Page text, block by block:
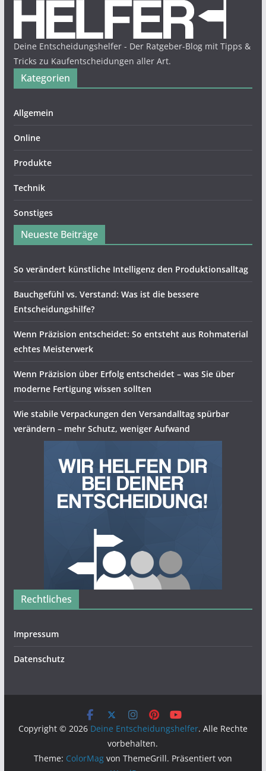
Deine Entscheidungshelfer - Der Ratgeber-Blog mit Tipps &
Tricks zu Kaufentscheidungen aller Art.
Kategorien
Allgemein
Online
Produkte
Technik
Sonstiges
Neueste Beiträge
So verändert künstliche Intelligenz den Produktionsalltag
Bauchgefühl vs. Verstand: Was ist die bessere
Entscheidungshilfe?
Wenn Präzision entscheidet: So entsteht aus Rohmaterial
echtes Meisterwerk
Wenn Präzision über Erfolg entscheidet – was Sie über
moderne Fertigung wissen sollten
Wie stabile Verpackungen den Versandalltag spürbar
verändern – mehr Schutz, weniger Aufwand
Rechtliches
Impressum
Datenschutz
Copyright © 2026 Deine Entscheidungshelfer. Alle Rechte
vorbehalten.
Theme: ColorMagvon ThemeGrill. Präsentiert von